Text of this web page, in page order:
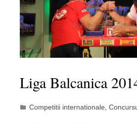
Liga Balcanica
Competitii internationale